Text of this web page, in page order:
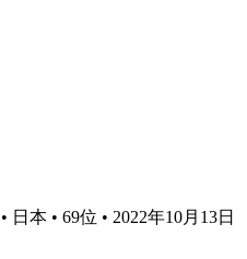
日本 • 69位 • 2022年10月13日